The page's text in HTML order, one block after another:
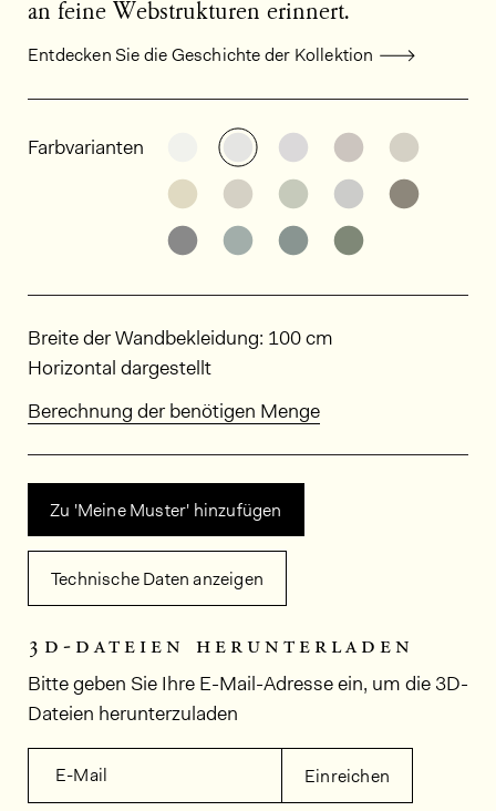
an feine Webstrukturen erinnert.
Entdecken Sie die Geschichte der Kollektion
Allgemeine Produktinformationen
Farbvarianten Weitere Varianten entdecken:
Weitere Varianten
Weitere Varianten
Weitere
Weitere Varianten entdecken:
Weitere Varianten
Weitere Varianten
Weitere
Weitere Varianten entdecken:
Weitere Varianten
Weitere Varianten
Abmessungen
Breite der Wandbekleidung: 100 cm
Horizontal dargestellt
Berechnung der benötigen Menge
Zu 'Meine Muster' hinzufügen
Technische Daten anzeigen
3d-dateien herunterladen
Bitte geben Sie Ihre E-Mail-Adresse ein, um die 3D-
Dateien herunterzuladen
E-Mail Einreichen